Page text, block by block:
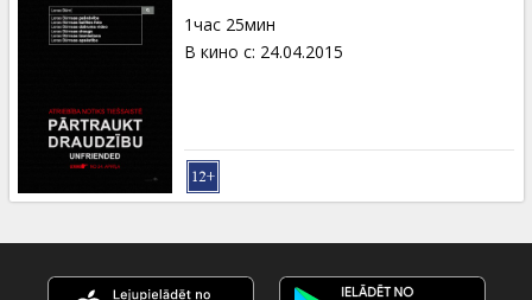
Кинозакуски
B2B
Клуб
1час 25мин
В кино с: 24.04.2015